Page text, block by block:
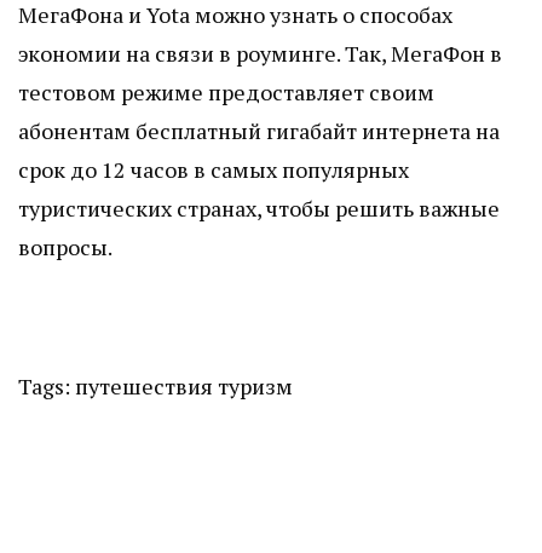
МегаФона и Yota можно узнать о способах
экономии на связи в роуминге. Так, МегаФон в
тестовом режиме предоставляет своим
абонентам бесплатный гигабайт интернета на
срок до 12 часов в самых популярных
туристических странах, чтобы решить важные
вопросы.
Tags: путешествия туризм